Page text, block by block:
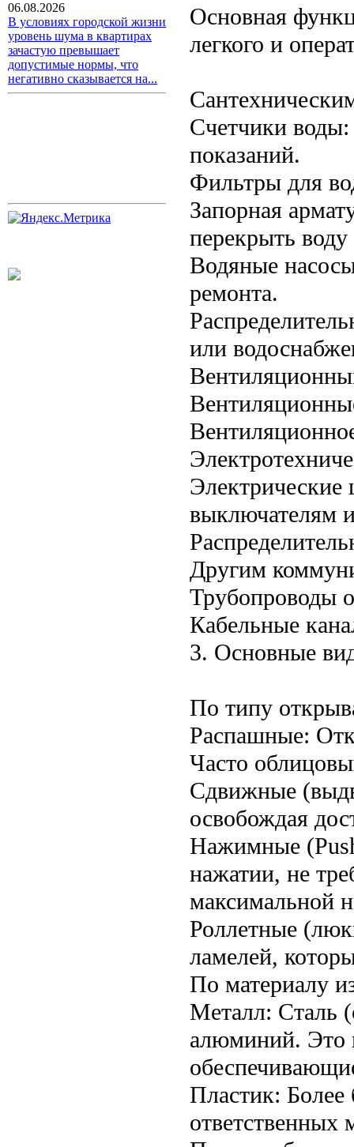
06.08.2026
В условиях городской жизни
уровень шума в квартирах
зачастую превышает
допустимые нормы, что
негативно сказывается на...
Основная
легкого и
Счетчики
показаний.
Фильтры для
Запорная
перекрыть
Водяные
ремонта.
или
Электрические
выключателям
Другим
Трубопроводы
Кабельные
3. Основные
По типу
Распашные:
Часто
Сдвижные
освобождая
Нажимные
нажатии, не
максимальной
Роллетные
ламелей,
По материалу
Металл: Сталь
алюминий. Это
Пластик: Более
ответственных